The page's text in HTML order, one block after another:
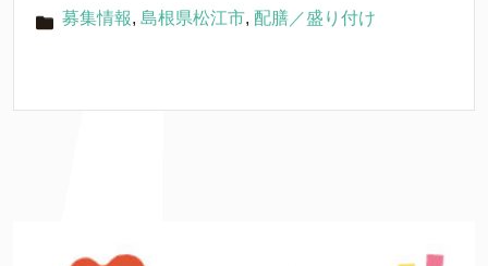
募集情報, 島根県松江市, 配膳／盛り付け